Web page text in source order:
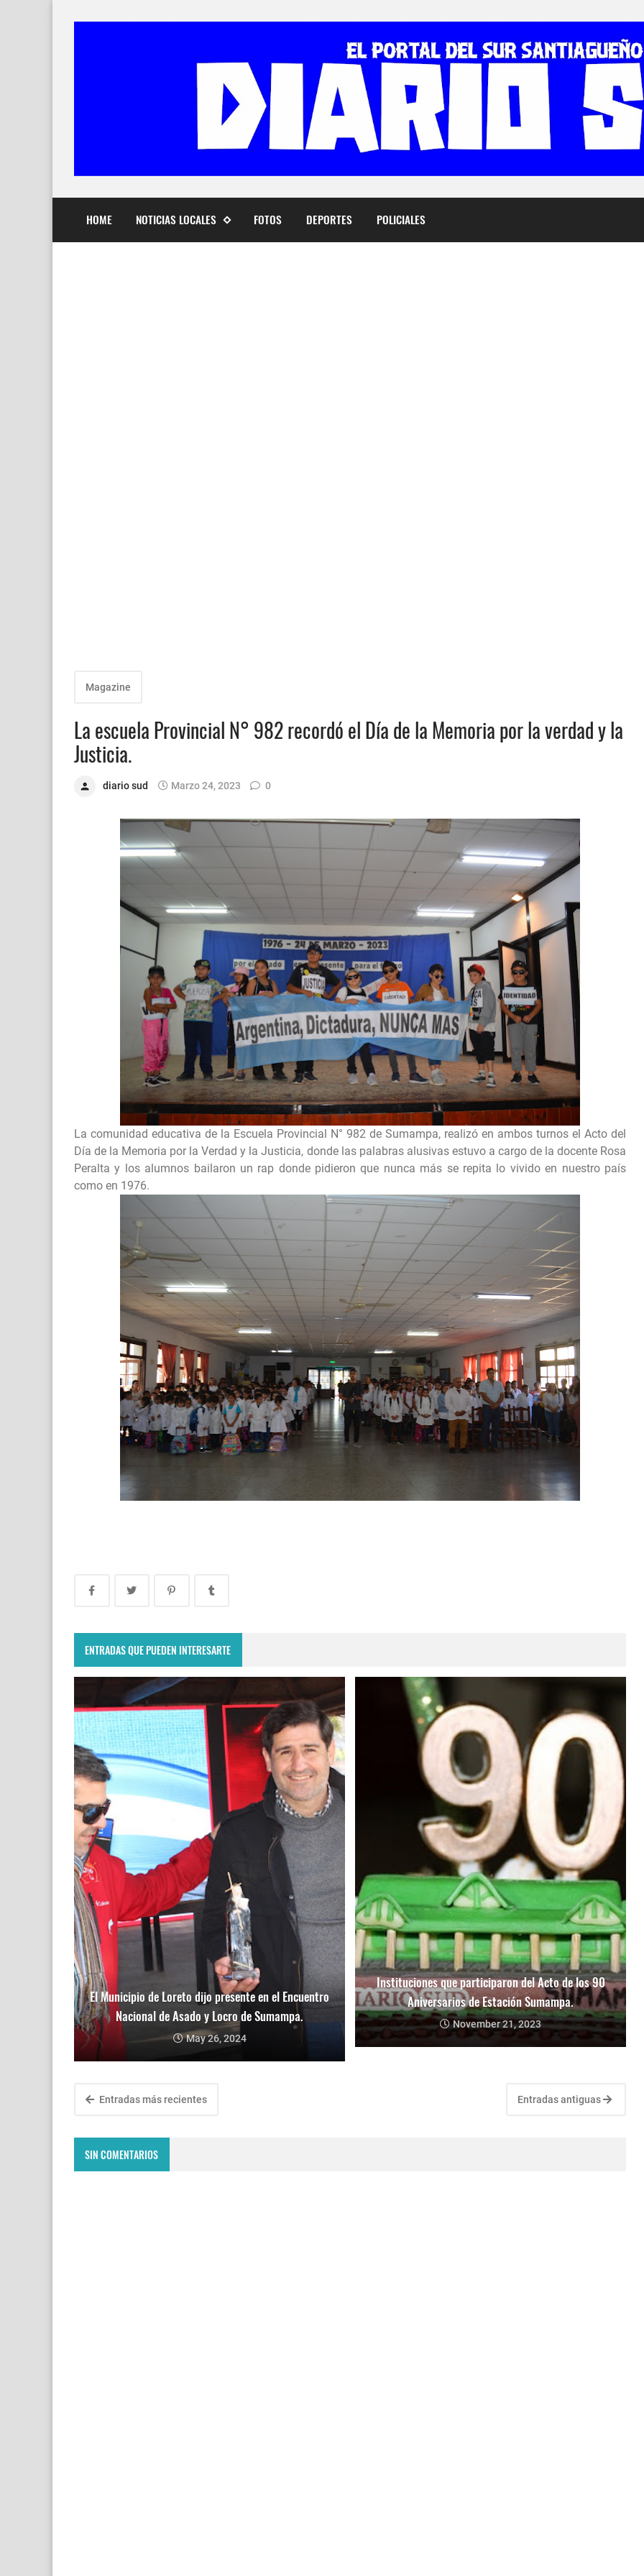
HOME NOTICIAS LOCALES FOTOS DEPORTES POLICIALES
Magazine
La escuela Provincial N° 982 recordó el Día de la Memoria por la verdad y la
Justicia.
diario sud Marzo 24, 2023 0
La comunidad educativa de la Escuela Provincial N° 982 de Sumampa, realizó en ambos turnos el Acto del
Día de la Memoria por la Verdad y la Justicia, donde las palabras alusivas estuvo a cargo de la docente Rosa
Peralta y los alumnos bailaron un rap donde pidieron que nunca más se repita lo vivido en nuestro país
como en 1976.
ENTRADAS QUE PUEDEN INTERESARTE
El Municipio de Loreto dijo presente en el Encuentro
Nacional de Asado y Locro de Sumampa.
May 26, 2024
Instituciones que participaron del Acto de los 90
Aniversarios de Estación Sumampa.
November 21, 2023
Entradas más recientes Entradas antiguas
SIN COMENTARIOS